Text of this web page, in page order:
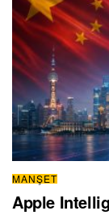
MANŞET
Apple